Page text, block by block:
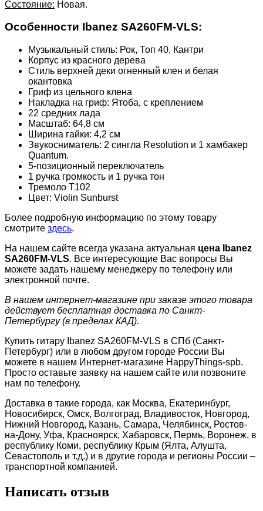
Состояние: Новая.
Особенности Ibanez SA260FM-VLS:
Музыкальный стиль: Рок, Топ 40, Кантри
Корпус из красного дерева
Стиль верхней деки огненный клен и белая
окантовка
Гриф из цельного клена
Накладка на гриф: Ятоба, с креплением
22 средних лада
Масштаб: 64,8 см
Ширина гайки: 4,2 см
Звукосниматель: 2 сингла Resolution и 1 хамбакер
Quantum.
5-позиционный переключатель
1 ручка громкость и 1 ручка тон
Тремоло T102
Цвет: Violin Sunburst
Более подробную информацию по этому товару
смотрите здесь.
На нашем сайте всегда указана актуальная цена Ibanez
SA260FM-VLS. Все интересующие Вас вопросы Вы
можете задать нашему менеджеру по телефону или
электронной почте.
В нашем интернет-магазине при заказе этого товара
действует бесплатная доставка по Санкт-
Петербургу (в пределах КАД).
Купить гитару Ibanez SA260FM-VLS в СПб (Санкт-
Петербург) или в любом другом городе России Вы
можете в нашем Интернет-магазине HappyThings-spb.
Просто оставьте заявку на нашем сайте или позвоните
нам по телефону.
Доставка в такие города, как Москва, Екатеринбург,
Новосибирск, Омск, Волгоград, Владивосток, Новгород,
Нижний Новгород, Казань, Самара, Челябинск, Ростов-
на-Дону, Уфа, Красноярск, Хабаровск, Пермь, Воронеж, в
республику Коми, республику Крым (Ялта, Алушта,
Севастополь и т.д.) и в другие города и регионы России –
транспортной компанией.
Написать отзыв